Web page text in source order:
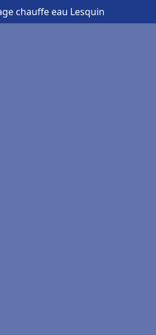
chauffe eau Lesquin